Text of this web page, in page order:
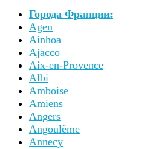
Города Франции:
Agen
Ainhoa
Ajacco
Aix-en-Provence
Albi
Amboise
Amiens
Angers
Angoulême
Annecy